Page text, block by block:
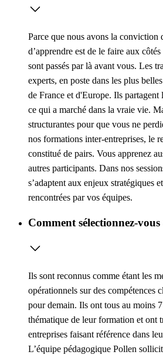
Parce que nous avons la conviction
d’apprendre est de le faire aux
sont passés par là avant vous. Les
experts, en poste dans les plus
de France et d'Europe. Ils partagent
ce qui a marché dans la vraie vie.
structurantes pour que vous ne
nos formations inter-entreprises, le
constitué de pairs. Vous apprenez
autres participants. Dans nos
s’adaptent aux enjeux stratégiques
rencontrées par vos équipes.
Comment sélectionnez-
Ils sont reconnus comme étant les
opérationnels sur des compétences
pour demain. Ils ont tous au moins
thématique de leur formation et ont
entreprises faisant référence dans
L’équipe pédagogique Pollen